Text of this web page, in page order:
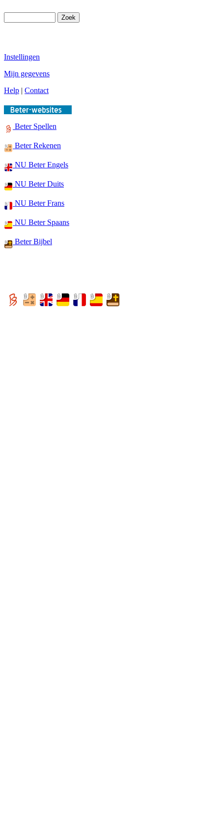
Instellingen
Mijn gegevens
Help | Contact
Beter Spellen
Beter Rekenen
NU Beter Engels
NU Beter Duits
NU Beter Frans
NU Beter Spaans
Beter Bijbel